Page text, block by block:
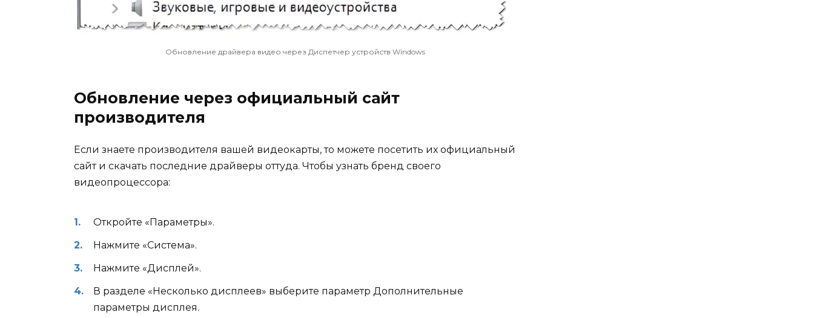
Обновление драйвера видео через Диспетчер устройств Windows
Обновление через официальный сайт
производителя
Если знаете производителя вашей видеокарты, то можете посетить их официальный
сайт и скачать последние драйверы оттуда. Чтобы узнать бренд своего
видеопроцессора:
Откройте «Параметры».
Нажмите «Система».
Нажмите «Дисплей».
В разделе «Несколько дисплеев» выберите параметр Дополнительные
параметры дисплея.